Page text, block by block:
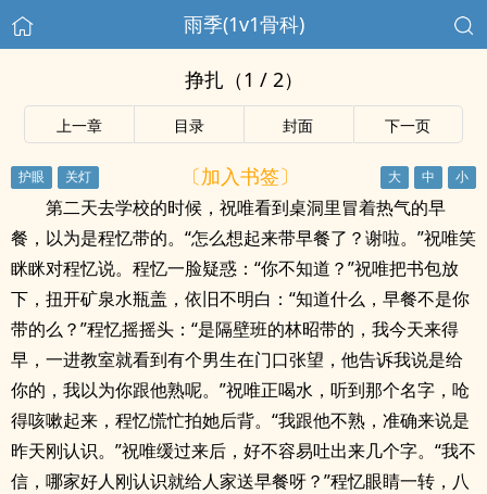
雨季(1v1骨科)
挣扎（1 / 2）
上一章 目录 封面 下一页
〔加入书签〕
第二天去学校的时候，祝唯看到桌洞里冒着热气的早
餐，以为是程忆带的。“怎么想起来带早餐了？谢啦。”祝唯笑
眯眯对程忆说。程忆一脸疑惑：“你不知道？”祝唯把书包放
下，扭开矿泉水瓶盖，依旧不明白：“知道什么，早餐不是你
带的么？”程忆摇摇头：“是隔壁班的林昭带的，我今天来得
早，一进教室就看到有个男生在门口张望，他告诉我说是给
你的，我以为你跟他熟呢。”祝唯正喝水，听到那个名字，呛
得咳嗽起来，程忆慌忙拍她后背。“我跟他不熟，准确来说是
昨天刚认识。”祝唯缓过来后，好不容易吐出来几个字。“我不
信，哪家好人刚认识就给人家送早餐呀？”程忆眼睛一转，八